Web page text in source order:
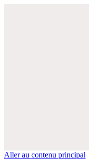
Aller au contenu principal